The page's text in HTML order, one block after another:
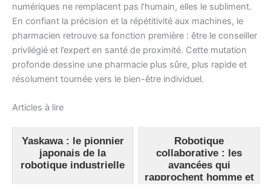
numériques ne remplacent pas l’humain, elles le subliment.
En confiant la précision et la répétitivité aux machines, le
pharmacien retrouve sa fonction première : être le conseiller
privilégié et l’expert en santé de proximité. Cette mutation
profonde dessine une pharmacie plus sûre, plus rapide et
résolument tournée vers le bien-être individuel.
Articles à lire
Yaskawa : le pionnier
japonais de la
robotique industrielle
Robotique
collaborative : les
avancées qui
rapprochent homme et